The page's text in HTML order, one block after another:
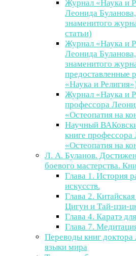
Журнал «Наука и
Леонида
знаменитого
статьи)
Журнал «Наука и
Леонида
знаменитого
предоставленные
«Наука и
Журнал «Наука и
профессора
«Остеопатия на
Научный
книге
«Остеопатия на
Л. А. Буланов.
боевого мастерства.
Глава 1. История
искусств.
Глава 2.
Цигун и Тай-цзи-
Глава 4. Каратэ
Глава 7.
Переводы книг
языки мира